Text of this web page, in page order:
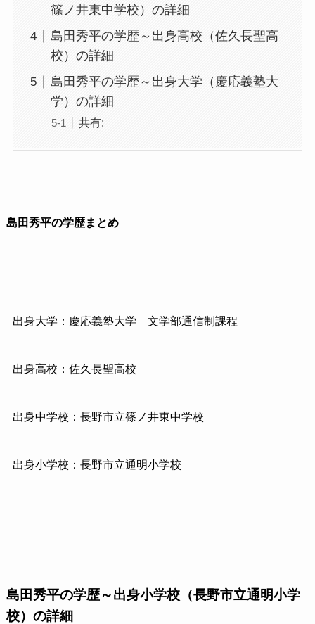
篠ノ井東中学校）の詳細
島田秀平の学歴～出身高校（佐久長聖高
校）の詳細
島田秀平の学歴～出身大学（慶応義塾大
学）の詳細
共有:
島田秀平の学歴まとめ
出身大学：慶応義塾大学 文学部通信制課程
出身高校：佐久長聖高校
出身中学校：長野市立篠ノ井東中学校
出身小学校：長野市立通明小学校
島田秀平の学歴～出身小学校（長野市立通明小学
校）の詳細